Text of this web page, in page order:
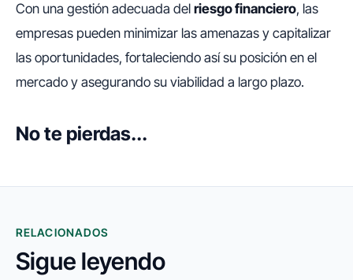
Con una gestión adecuada del riesgo financiero, las
empresas pueden minimizar las amenazas y capitalizar
las oportunidades, fortaleciendo así su posición en el
mercado y asegurando su viabilidad a largo plazo.
No te pierdas...
RELACIONADOS
Sigue leyendo